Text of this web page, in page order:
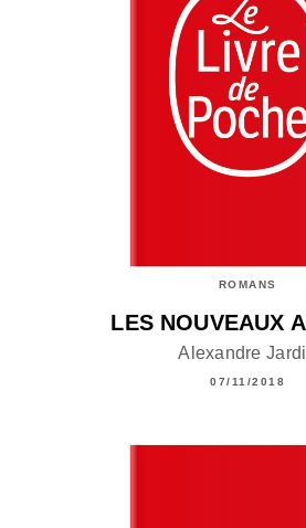
ROMANS
LES NOUVEAUX
Alexandre
07/11/2018